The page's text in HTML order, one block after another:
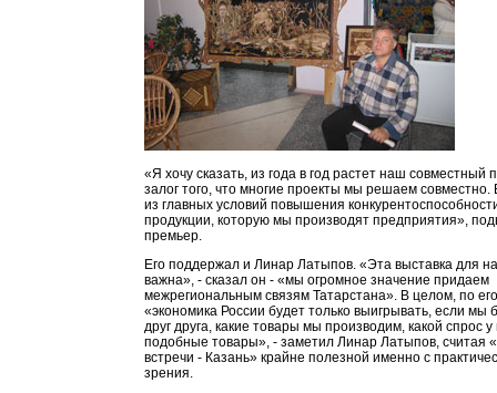
«Я хочу сказать, из года в год растет наш совместный
залог того, что многие проекты мы решаем совместно.
из главных условий повышения
продукции, которую мы производят предприятия»,
премьер.
Его поддержал и Линар Латыпов. «Эта выставка для
важна», - сказал он - «мы огромное значение придаем
межрегиональным связям Татарстана». В целом, по
«экономика России будет только выигрывать, если мы
друг друга, какие товары мы производим, какой спрос у
подобные товары», - заметил Линар Латыпов, считая
встречи - Казань» крайне полезной именно с
зрения.